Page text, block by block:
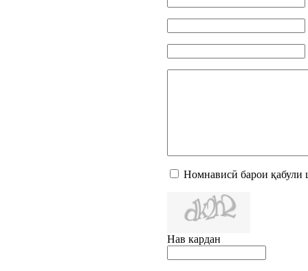
Номнависӣ барои қабули
Нав кардан